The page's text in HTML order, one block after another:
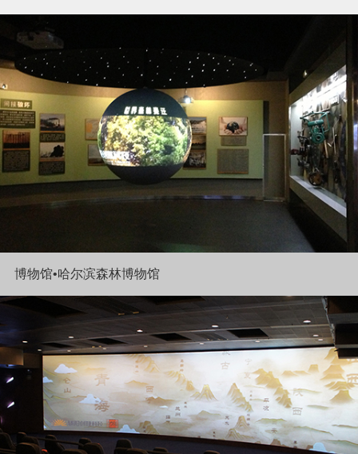
博物馆•哈尔滨森林博物馆